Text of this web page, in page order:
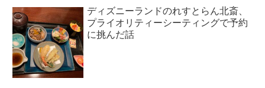
ディズニーランドのれすとらん北斎、
プライオリティーシーティングで予約
に挑んだ話